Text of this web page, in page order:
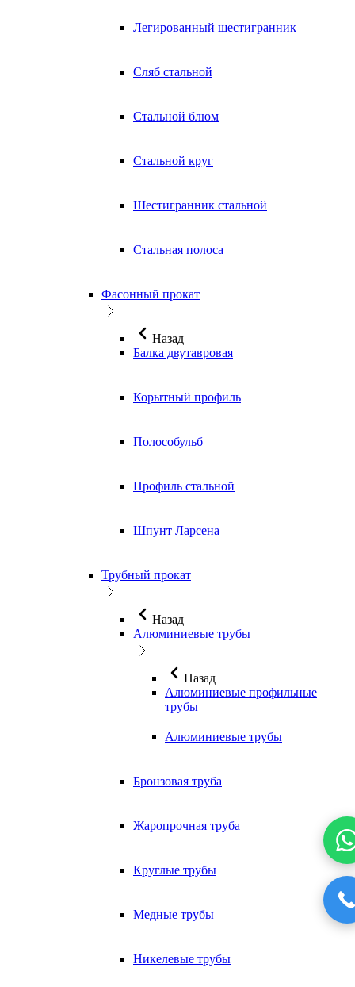
Легированный шестигранник
Сляб стальной
Стальной блюм
Стальной круг
Шестигранник стальной
Стальная полоса
Фасонный прокат
Назад
Балка двутавровая
Корытный профиль
Полособульб
Профиль стальной
Шпунт Ларсена
Трубный прокат
Назад
Алюминиевые трубы
Назад
Алюминиевые профильные
трубы
Алюминиевые трубы
Бронзовая труба
Жаропрочная труба
Круглые трубы
Медные трубы
Никелевые трубы